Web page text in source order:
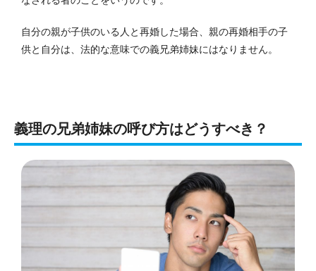
自分の親が子供のいる人と再婚した場合、親の再婚相手の子
供と自分は、法的な意味での義兄弟姉妹にはなりません。
義理の兄弟姉妹の呼び方はどうすべき？